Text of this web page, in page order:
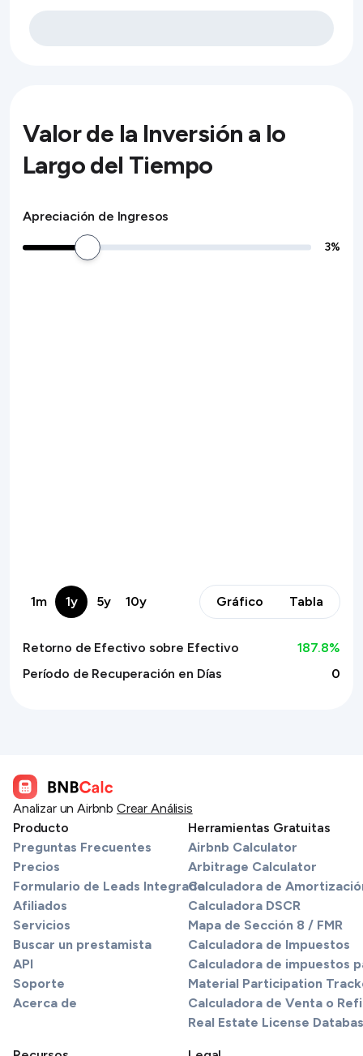
Valor de la Inversión a lo
Largo del Tiempo
Apreciación de Ingresos
3%
1m 1y 5y 10y Gráfico Tabla
Retorno de Efectivo sobre Efectivo 187.8%
Período de Recuperación en Días
0
Analizar un Airbnb Crear Análisis
Producto
Preguntas Frecuentes
Precios
Formulario de Leads Integrado
Afiliados
Servicios
Buscar un prestamista
API
Soporte
Acerca de
Herramientas Gratuitas
Airbnb Calculator
Arbitrage Calculator
Calculadora de
Calculadora DSCR
Mapa de Sección 8 / FMR
Calculadora de Impuestos
Calculadora de impuestos
Material Participation
Calculadora de Venta o
Real Estate License